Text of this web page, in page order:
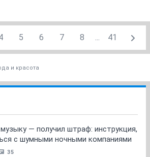
5 6 7 8 ... 41
и красота
— получил штраф: инструкция,
с шумными ночными компаниями
35